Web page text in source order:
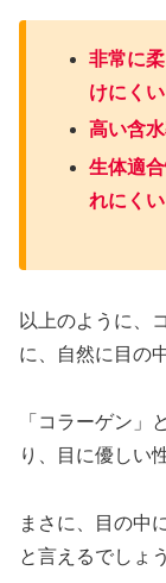
非常に
けにくい
高い含
生体適
れにくい
以上のように、
に、自然に目の
「コラーゲン」
り、目に優しい
まさに、目の中
と言えるでしょう